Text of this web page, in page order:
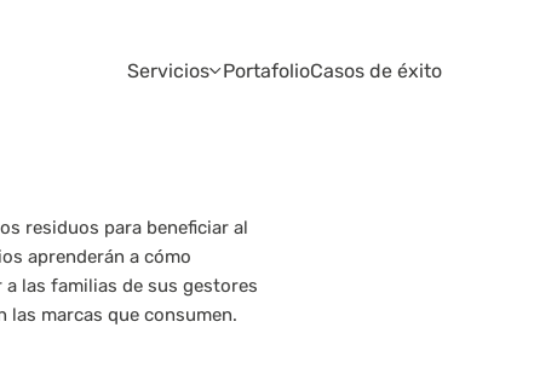
Servicios PortafolioCasos de éxito
residuos para beneficiar al
aprenderán a cómo
las familias de sus gestores
las marcas que consumen.